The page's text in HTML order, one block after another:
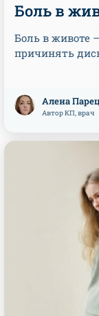
Боль в
Боль в животе
причинять
Алена
Автор КП, врач